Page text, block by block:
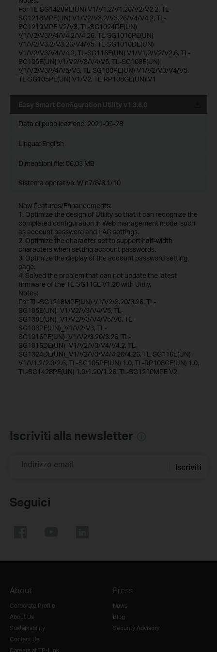
For TL-SG1428PE(UN) V1/V1.2/V1.26/V2/V2.2, TL-
SG1218MPE(UN) V1/V2/V3.2/V3.26/V4/V4.2, TL-
SG1210MPE V2/V3, TL-SG1024DE(UN)
V1/V2/V3/V4/V4.2/V4.26, TL-SG1016PE(UN)
V1/V2/V3.2/V3.26/V4/V5, TL-SG1016DE(UN)
V1/V2/V3/V4/V4.2, TL-SG116E(UN) V1/V1.2/V2/V2.6, TL-
SG105E(UN) V1/V2/V3/V4/V5, TL-SG108E(UN)
V1/V2/V3/V4/V5/V6, TL-SG108PE(UN) V1/V2/V3/V4/V5,
TL-SG105PE(UN) V1/V2, TL-RP108GE(UN) V1
Easy Smart Configuration Utility v1.3.6.0
Data di pubblicazione: 2021-05-28
Lingua: English
Dimensioni file: 56.03 MB
Sistema operativo: Win7/8/8.1/10
New Features/Enhancements:
1. Optimize the design of Utility so that it can recognize the
completed configuration in Web management mode, such
as account password and LAG settings.
2. Optimize the character set to support half-width
characters when setting account passwords.
3. Optimize the display of the account password setting
page.
4. Solved the problem that can not update the latest
firmware of the TL-SG116E V1.20 with Uitily.
Notes:
For TL-SG1218MPE(UN) V1/V2/3.20/3.26, TL-
SG105E(UN)_V1/V2/V3/V4/V5, TL-
SG108E(UN)_V1/V2/V3/V4/V5/V6, TL-
SG108PE(UN)_V1/V2/V3, TL-
SG1016PE(UN)_V1/V2/3.20/3.26, TL-
SG1016DE(UN)_V1/V2/V3/V4/V4.2, TL-
SG1024DE(UN)_V1/V2/V3/V4/4.20/4.26, TL-SG116E(UN)
V1/V1.2/2.0/2.6, TL-SG105PE(UN) 1.0, TL-RP108GE(UN) 1.0,
TL-SG1428PE(UN) 1.0/1.20/1.26, TL-SG1210MPE V2.
Iscriviti alla newsletter
Indirizzo email Iscriviti
Seguici
About
Corporate Profile
About Us
Sustainability
Contact Us
Careers at TP-Link
Press
News
Blog
Security Advisory